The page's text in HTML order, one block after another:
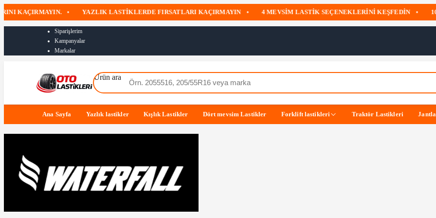
• YAZLIK LASTIKLERDE FIRSATLARI KAÇIRMAYIN • 4 MEVSIM LASTIK SEÇENEKLERINI KEŞFEDIN • 1000
Siparişlerim
Kampanyalar
Markalar
Ürün ara
Ana Sayfa Yazlık lastikler Kışlık Lastikler Dört mevsim Lastikler Forklift lastikleri Traktör Lastikleri